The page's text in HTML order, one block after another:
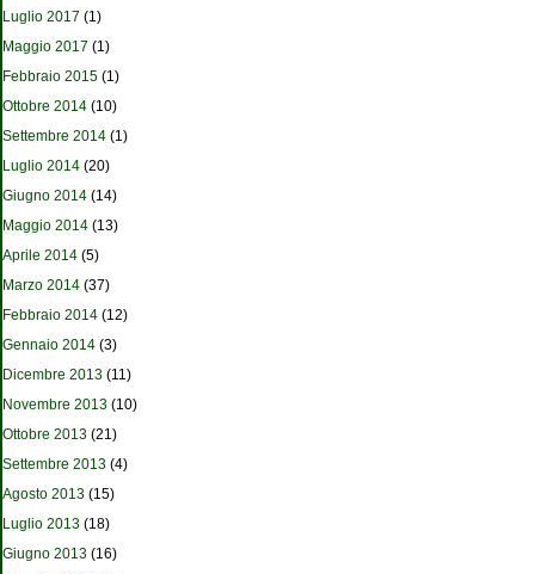
Luglio 2017 (1)
Maggio 2017 (1)
Febbraio 2015 (1)
Ottobre 2014 (10)
Settembre 2014 (1)
Luglio 2014 (20)
Giugno 2014 (14)
Maggio 2014 (13)
Aprile 2014 (5)
Marzo 2014 (37)
Febbraio 2014 (12)
Gennaio 2014 (3)
Dicembre 2013 (11)
Novembre 2013 (10)
Ottobre 2013 (21)
Settembre 2013 (4)
Agosto 2013 (15)
Luglio 2013 (18)
Giugno 2013 (16)